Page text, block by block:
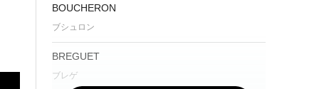
BOUCHERON
ブシュロン
BREGUET
ブレゲ